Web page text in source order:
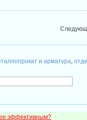
и арматура ,
эффективным?